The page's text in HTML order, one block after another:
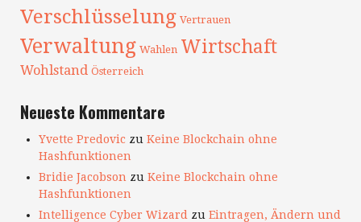
Verschlüsselung Vertrauen
Verwaltung Wahlen Wirtschaft
Wohlstand Österreich
Neueste Kommentare
Yvette Predoviczu Keine Blockchain ohne
Hashfunktionen
Bridie Jacobson zu Keine Blockchain ohne
Hashfunktionen
Intelligence Cyber Wizard zu Eintragen, Ändern und